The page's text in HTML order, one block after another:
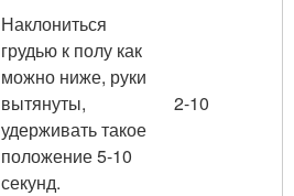
Наклониться
грудью к полу как
можно ниже, руки
вытянуты,
удерживать такое
положение 5-10
секунд.
2-10